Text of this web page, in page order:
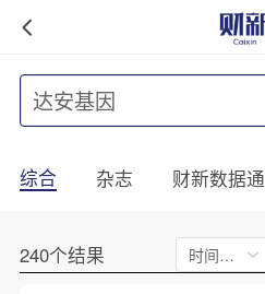
综合 杂志 财新数据通
240个结果 时间不限